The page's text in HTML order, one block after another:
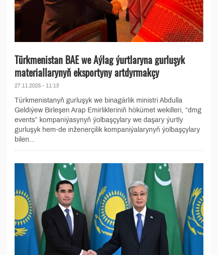
Türkmenistan BAE we Aýlag ýurtlaryna gurluşyk
materiallarynyň eksportyny artdyrmakçy
27.11.2025 - 11:13
Türkmenistanyň gurluşyk we binagärlik ministri Abdulla
Geldiýew Birleşen Arap Emirlikleriniň hökümet wekilleri, “dmg
events” kompaniýasynyň ýolbaşçylary we daşary ýurtly
gurluşyk hem-de inženerçilik kompaniýalarynyň ýolbaşçylary
bilen...